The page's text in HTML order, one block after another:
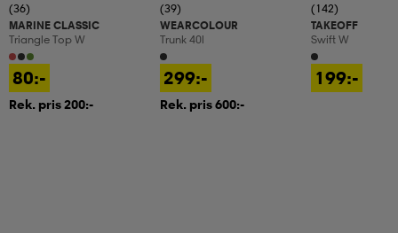
(36)
MARINE CLASSIC
Triangle Top W
80:-
Rek. pris 200:-
(39)
WEARCOLOUR
Trunk 40l
299:-
Rek. pris 600:-
(142)
TAKEOFF
Swift W
199:-